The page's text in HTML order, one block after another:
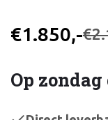
€1.850,-
Op